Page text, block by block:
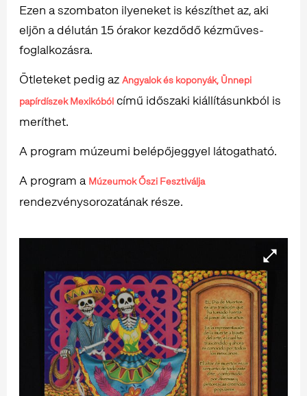
Ezen a szombaton ilyeneket is készíthet az, aki
eljön a délután 15 órakor kezdődő kézműves-
foglalkozásra.
Ötleteket pedig az Angyalok és koponyák, Ünnepi
papírdíszek Mexikóból című időszaki kiállításunkból is
meríthet.
A program múzeumi belépőjeggyel látogatható.
A program a Múzeumok Őszi Fesztiválja
rendezvénysorozatának része.